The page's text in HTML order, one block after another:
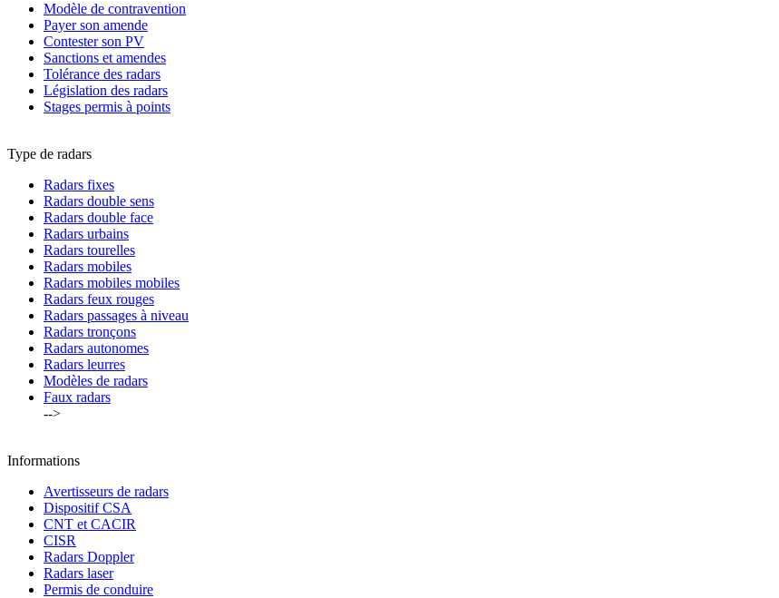
Modèle de contravention
Payer son amende
Contester son PV
Sanctions et amendes
Tolérance des radars
Législation des radars
Stages permis à points
Type de radars
Radars fixes
Radars double sens
Radars double face
Radars urbains
Radars tourelles
Radars mobiles
Radars mobiles mobiles
Radars feux rouges
Radars passages à niveau
Radars tronçons
Radars autonomes
Radars leurres
Modèles de radars
Faux radars
-->
Informations
Avertisseurs de radars
Dispositif CSA
CNT et CACIR
CISR
Radars Doppler
Radars laser
Permis de conduire